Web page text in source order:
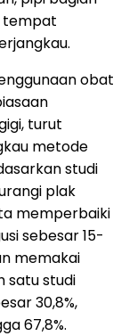
tempat
obat
turut
metode
studi
plak
memperbaiki
sebesar 15-
memakai
satu studi
30,8%,
67,8%.